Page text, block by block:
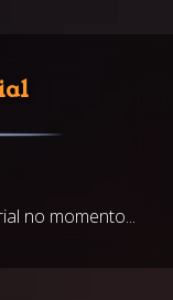
no momento...